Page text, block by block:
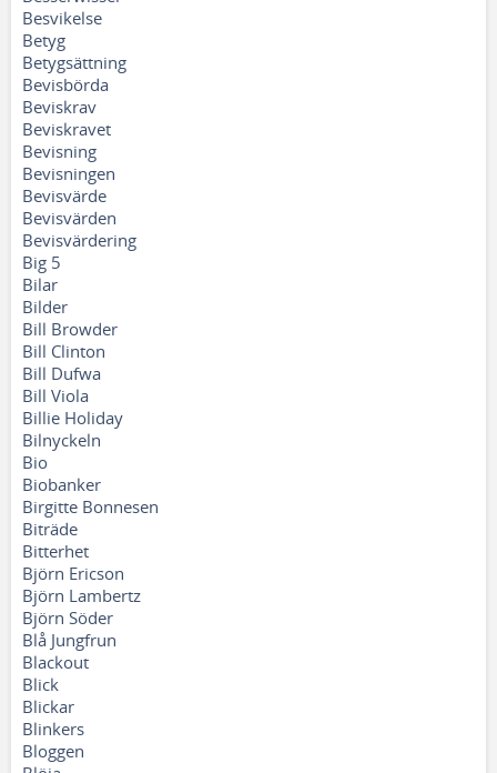
Besvikelse
Betyg
Betygsättning
Bevisbörda
Beviskrav
Beviskravet
Bevisning
Bevisningen
Bevisvärde
Bevisvärden
Bevisvärdering
Big 5
Bilar
Bilder
Bill Browder
Bill Clinton
Bill Dufwa
Bill Viola
Billie Holiday
Bilnyckeln
Bio
Biobanker
Birgitte Bonnesen
Biträde
Bitterhet
Björn Ericson
Björn Lambertz
Björn Söder
Blå Jungfrun
Blackout
Blick
Blickar
Blinkers
Bloggen